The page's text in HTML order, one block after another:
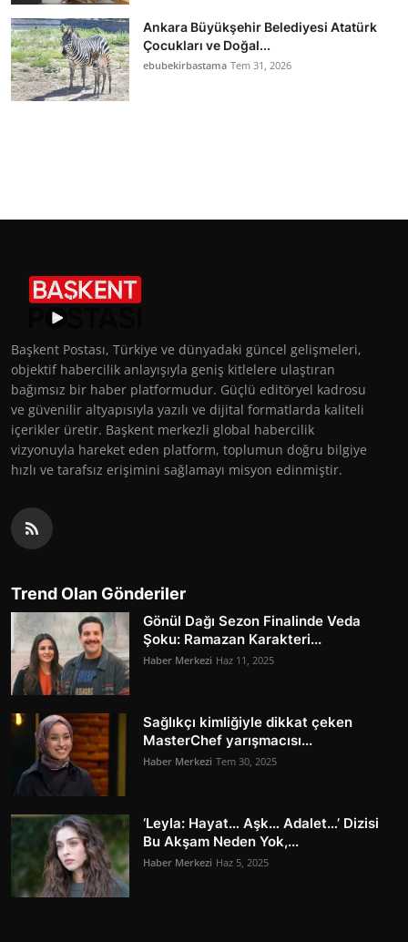
Ankara Büyükşehir Belediyesi Atatürk
Çocukları ve Doğal...
ebubekirbastama Tem 31, 2026
Başkent Postası, Türkiye ve dünyadaki güncel gelişmeleri,
objektif habercilik anlayışıyla geniş kitlelere ulaştıran
bağımsız bir haber platformudur. Güçlü editöryel kadrosu
ve güvenilir altyapısıyla yazılı ve dijital formatlarda kaliteli
içerikler üretir. Başkent merkezli global habercilik
vizyonuyla hareket eden platform, toplumun doğru bilgiye
hızlı ve tarafsız erişimini sağlamayı misyon edinmiştir.
Trend Olan Gönderiler
Gönül Dağı Sezon Finalinde Veda
Şoku: Ramazan Karakteri...
Haber Merkezi Haz 11, 2025
Sağlıkçı kimliğiyle dikkat çeken
MasterChef yarışmacısı...
Haber Merkezi Tem 30, 2025
‘Leyla: Hayat… Aşk… Adalet…’ Dizisi
Bu Akşam Neden Yok,...
Haber Merkezi Haz 5, 2025